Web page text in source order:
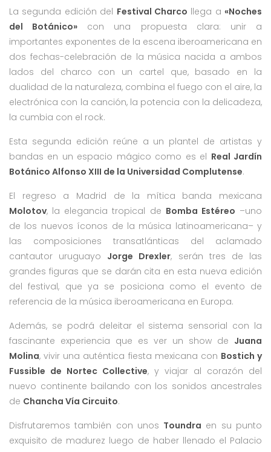
La segunda edición del Festival Charco llega a «Noches
del Botánico» con una propuesta clara: unir a
importantes exponentes de la escena iberoamericana en
dos fechas-celebración de la música nacida a ambos
lados del charco con un cartel que, basado en la
dualidad de la naturaleza, combina el fuego con el aire, la
electrónica con la canción, la potencia con la delicadeza,
la cumbia con el rock.
Esta segunda edición reúne a un plantel de artistas y
bandas en un espacio mágico como es el Real Jardín
Botánico Alfonso XIII de la Universidad Complutense.
El regreso a Madrid de la mítica banda mexicana
Molotov, la elegancia tropical de Bomba Estéreo –uno
de los nuevos íconos de la música latinoamericana– y
las composiciones transatlánticas del aclamado
cantautor uruguayo Jorge Drexler, serán tres de las
grandes figuras que se darán cita en esta nueva edición
del festival, que ya se posiciona como el evento de
referencia de la música iberoamericana en Europa.
Además, se podrá deleitar el sistema sensorial con la
fascinante experiencia que es ver un show de Juana
Molina, vivir una auténtica fiesta mexicana con Bostich y
Fussible de Nortec Collective, y viajar al corazón del
nuevo continente bailando con los sonidos ancestrales
de Chancha Vía Circuito.
Disfrutaremos también con unos Toundra en su punto
exquisito de madurez luego de haber llenado el Palacio